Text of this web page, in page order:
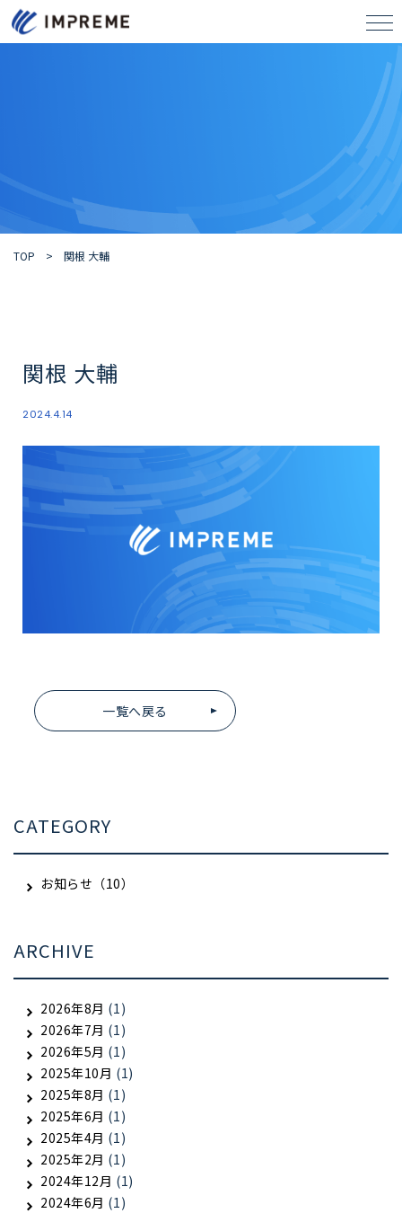
TOP > 関根 大輔
関根 大輔
2024.4.14
一覧へ戻る
CATEGORY
お知らせ（10）
ARCHIVE
2026年8月 (1)
2026年7月 (1)
2026年5月 (1)
2025年10月 (1)
2025年8月 (1)
2025年6月 (1)
2025年4月 (1)
2025年2月 (1)
2024年12月 (1)
2024年6月 (1)